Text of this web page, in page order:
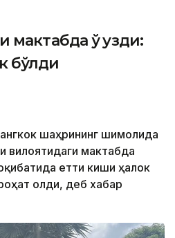
мактабда ўқ узди:
бўлди
шаҳрининг шимолида
вилоятидаги мактабда
етти киши ҳалок
олди, деб хабар